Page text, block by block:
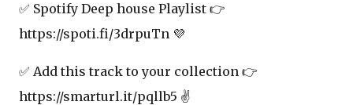
✅ Spotify Deep house Playlist 👉
https://spoti.fi/3drpuTn 💜
✅ Add this track to your collection 👉
https://smarturl.it/pqllb5 ✌